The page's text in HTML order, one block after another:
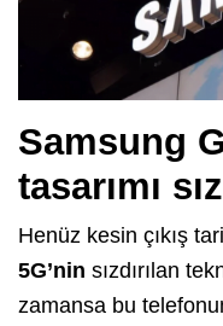
Samsung
tasarımı
Henüz kesin çıkış
5G’nin sızdırılan
zamansa bu